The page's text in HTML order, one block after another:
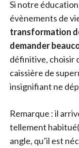
Si notre
évènements de
transformation
demander
définitive, choisir
caissière de
insignifiant ne
Remarque : il
tellement
angle, qu’il est